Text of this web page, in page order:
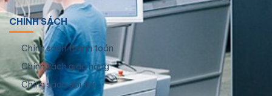
CHÍNH SÁCH
Chính sách thanh toán
Chính sách giao hàng
Chính sách đổi trả